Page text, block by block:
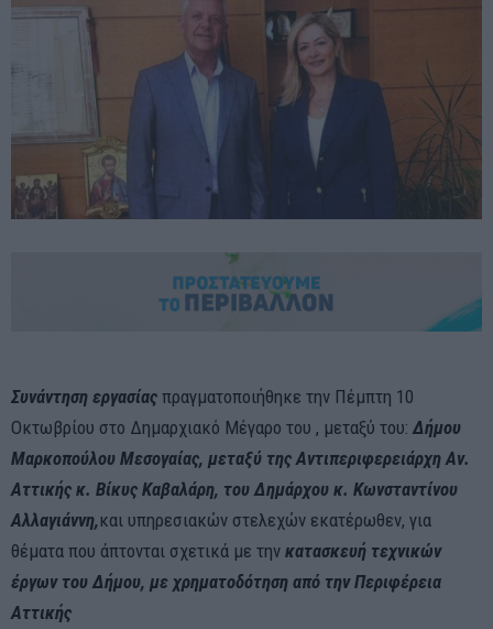
Συνάντηση εργασίας πραγματοποιήθηκε την Πέμπτη 10
Οκτωβρίου στο Δημαρχιακό Μέγαρο του , μεταξύ του: Δήμου
Μαρκοπούλου Μεσογαίας, μεταξύ της Αντιπεριφερειάρχη Αν.
Αττικής κ. Βίκυς Καβαλάρη, του Δημάρχου κ. Κωνσταντίνου
Αλλαγιάννη,και υπηρεσιακών στελεχών εκατέρωθεν, για
θέματα που άπτονται σχετικά με την κατασκευή τεχνικών
έργων του Δήμου, με χρηματοδότηση από την Περιφέρεια
Αττικής